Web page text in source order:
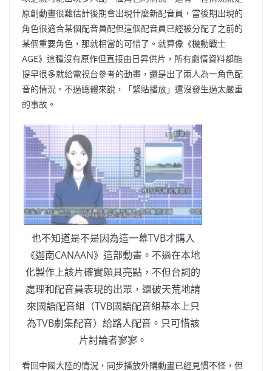
原創動畫很難估計後期會出現什麼新配音員，當後期出現的
角色很適合某個配音員配但這個配音員已經被分配了之前的
某個重要角色，那就相當的可惜了。就算像《機動戰士
AGE》這種沒有原作但直接由日昇供片，所有劇情資料都能
提早很多就給電視台參考的動畫，還是出了兩人為一角色配
音的情況。不過總體來說，「緊貼播放」還沒發生過太嚴重
的事故。
也不知道是不是因為這一幕TVB才購入
《迦南CANAAN》這部動畫。不過在本地
化製作上該片確實頗具亮點，不但台詞的
處理和配音員表現的出眾，還破天荒地請
來國語配音組（TVB國語配音組基本上只
為TVB劇集配音）給路人配音。只可惜該
片討論者寥寥。
看回中國大陸的情況，同步播放外購動畫已經見慣不怪，但